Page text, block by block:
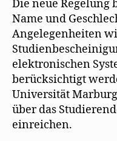
Die neue Regelung
Name und
Angelegenheiten
elektronischen
berücksichtigt
Universität
über das
einreichen.